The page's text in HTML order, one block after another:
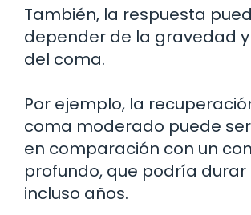
También, la respuesta
depender de la gravedad
del coma.
Por ejemplo, la
coma moderado puede
en comparación con un
profundo, que podría durar
incluso años.